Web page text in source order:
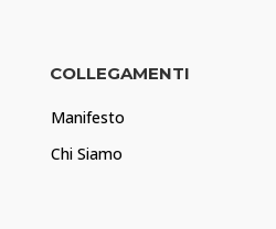
COLLEGAMENTI
Manifesto
Chi Siamo